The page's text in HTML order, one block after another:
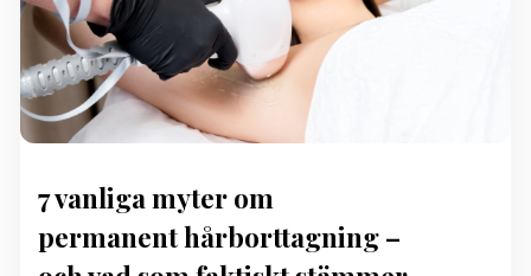
7 vanliga myter om
permanent hårborttagning –